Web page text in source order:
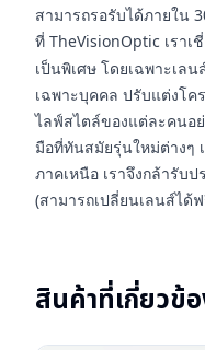
สามารถรอรับได้ภายใน
ที่ TheVisionOptic เรา
เป็นพิเศษ โดยเฉพาะเล
เฉพาะบุคคล ปรับแต่งโค
ไลฟ์สไตล์ของแต่ละคนอ
มือที่ทันสมัยรุ่นใหม่ต่างๆ
ภาคเหนือ เราจึงกล้ารับ
(สามารถเปลี่ยนเลนส์ได้
สินค้าที่เกี่ยวข้